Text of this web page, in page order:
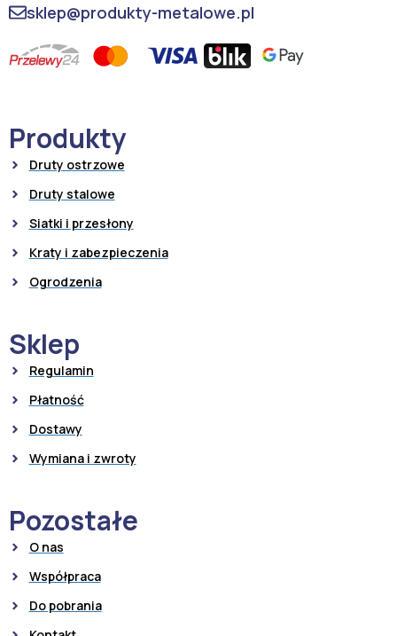
sklep@produkty-metalowe.pl
Produkty
Druty ostrzowe
Druty stalowe
Siatki i przesłony
Kraty i zabezpieczenia
Ogrodzenia
Sklep
Regulamin
Płatność
Dostawy
Wymiana i zwroty
Pozostałe
O nas
Współpraca
Do pobrania